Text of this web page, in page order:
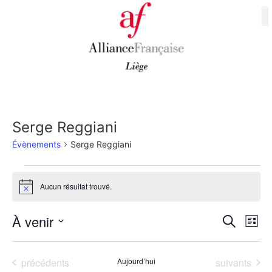
Serge Reggiani
Évènements Serge Reggiani
Notice Aucun résultat trouvé.
et
Recherche
de
Liste
À venir
une
Évènements
précédents Aujourd’hui Évènements
suivants